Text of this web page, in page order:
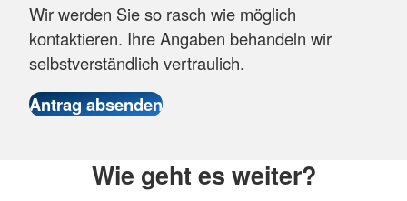
Wir werden Sie so rasch wie möglich
kontaktieren. Ihre Angaben behandeln wir
selbstverständlich vertraulich.
Wie geht es weiter?